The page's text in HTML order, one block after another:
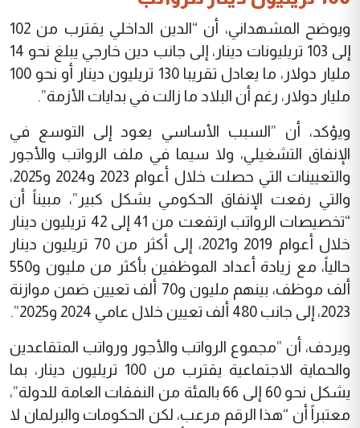
ويوضح المشهداني، أن “الدين الداخلي يقترب من 102
إلى 103 تريليونات دينار، إلى جانب دين خارجي يبلغ نحو 14
مليار دولار، ما يعادل تقريبا 130 تريليون دينار أو نحو 100
مليار دولار، رغم أن البلاد ما زالت في بدايات الأزمة”.
ويؤكد، أن ”السبب الأساسي يعود إلى التوسع في
الإنفاق التشغيلي، ولا سيما في ملف الرواتب والأجور
والتعيينات التي حصلت خلال أعوام 2023 و2024 و2025،
والتي رفعت الإنفاق الحكومي بشكل كبير”، مبيناً أن
“تخصيصات الرواتب ارتفعت من 41 إلى 42 تريليون دينار
خلال أعوام 2019 و2021، إلى أكثر من 70 تريليون دينار
حالياً، مع زيادة أعداد الموظفين بأكثر من مليون و550
ألف موظف، بينهم مليون و70 ألف تعيين ضمن موازنة
2023، إلى جانب 480 ألف تعيين خلال عامي 2024 و2025”.
ويردف، أن ”مجموع الرواتب والأجور ورواتب المتقاعدين
والحماية الاجتماعية يقترب من 100 تريليون دينار، بما
يشكل نحو 60 إلى 66 بالمئة من النفقات العامة للدولة”،
معتبراً أن “هذا الرقم مرعب، لكن الحكومات والبرلمان لا